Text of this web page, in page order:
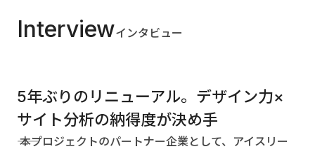
Interviewインタビュー
5年ぶりのリニューアル。デザイン力×
サイト分析の納得度が決め手
―― 本プロジェクトのパートナー企業として、アイスリー